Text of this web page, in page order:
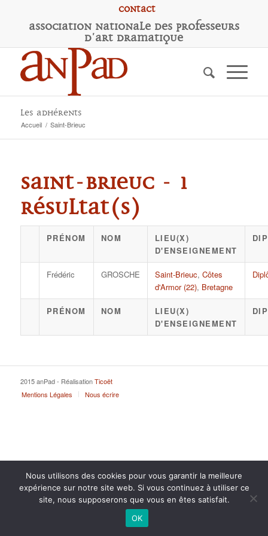
Contact
Association Nationale des Professeurs
d'Art Dramatique
Les adhérents
Accueil / Saint-Brieuc
Saint-Brieuc - 1
résultat(s)
PRÉNOM NOM
LIEU(X)
D'ENSEIGNEMENT
Frédéric GROSCHE Saint-Brieuc, Côtes
d'Armor (22), Bretagne
PRÉNOM NOM
LIEU(X)
D'ENSEIGNEMENT
2015 anPad - RéalisationTicoët
Mentions Légales
Nous écrire
Nous utilisons des cookies pour vous garantir la meilleure
expérience sur notre site web. Si vous continuez à utiliser ce
site, nous supposerons que vous en êtes satisfait.
OK